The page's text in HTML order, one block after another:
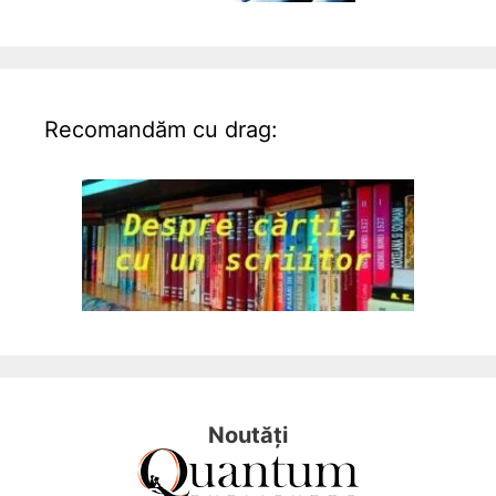
Recomandăm cu drag:
Noutăți